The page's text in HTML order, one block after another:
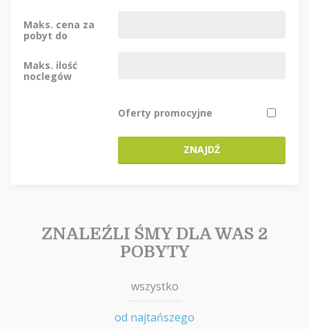
Maks. cena za
pobyt do
Maks. ilość
noclegów
Oferty promocyjne
ZNAJDŹ
ZNALEŹLI ŚMY DLA WAS 2
POBYTY
wszystko
od najtańszego